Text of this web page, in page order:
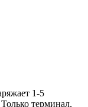
1-5
терминал,